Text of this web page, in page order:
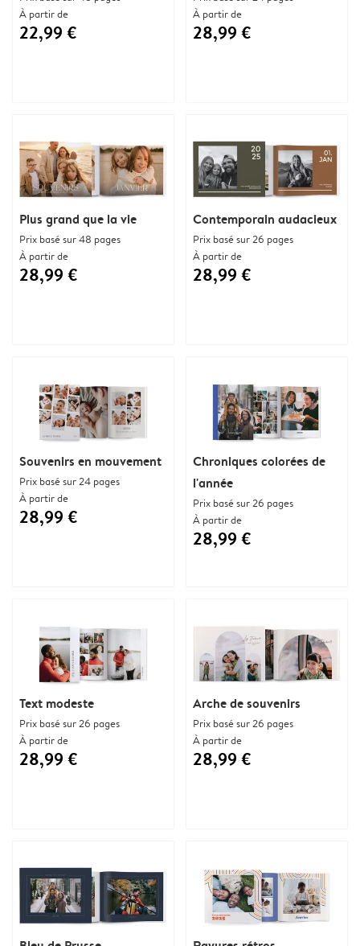
Text modeste
Prix basé sur 26 pages
À partir de
28,99 €
À partir de
22,99 €
Souvenirs en mouvement
Prix basé sur 24 pages
À partir de
28,99 €
Plus grand que la vie
Prix basé sur 48 pages
À partir de
28,99 €
Contemporain audacieux
Prix basé sur 26 pages
À partir de
28,99 €
Chroniques colorées de
l'année
Prix basé sur 26 pages
À partir de
28,99 €
À partir de
28,99 €
Arche de souvenirs
Prix basé sur 26 pages
À partir de
28,99 €